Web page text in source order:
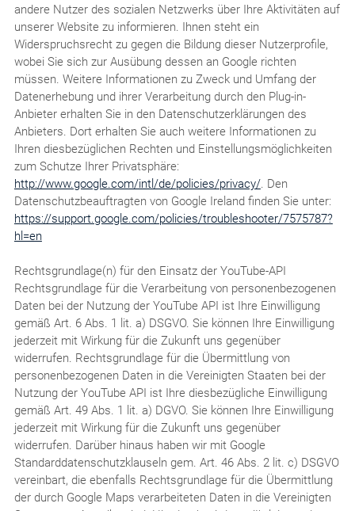
andere Nutzer des sozialen Netzwerks über Ihre Aktivitäten auf
unserer Website zu informieren. Ihnen steht ein
Widerspruchsrecht zu gegen die Bildung dieser Nutzerprofile,
wobei Sie sich zur Ausübung dessen an Google richten
müssen. Weitere Informationen zu Zweck und Umfang der
Datenerhebung und ihrer Verarbeitung durch den Plug-in-
Anbieter erhalten Sie in den Datenschutzerklärungen des
Anbieters. Dort erhalten Sie auch weitere Informationen zu
Ihren diesbezüglichen Rechten und Einstellungsmöglichkeiten
zum Schutze Ihrer Privatsphäre:
http://www.google.com/intl/de/policies/privacy/. Den
Datenschutzbeauftragten von Google Ireland finden Sie unter:
https://support.google.com/policies/troubleshooter/7575787?
hl=en
Rechtsgrundlage(n) für den Einsatz der YouTube-API
Rechtsgrundlage für die Verarbeitung von personenbezogenen
Daten bei der Nutzung der YouTube API ist Ihre Einwilligung
gemäß Art. 6 Abs. 1 lit. a) DSGVO. Sie können Ihre Einwilligung
jederzeit mit Wirkung für die Zukunft uns gegenüber
widerrufen. Rechtsgrundlage für die Übermittlung von
personenbezogenen Daten in die Vereinigten Staaten bei der
Nutzung der YouTube API ist Ihre diesbezügliche Einwilligung
gemäß Art. 49 Abs. 1 lit. a) DGVO. Sie können Ihre Einwilligung
jederzeit mit Wirkung für die Zukunft uns gegenüber
widerrufen. Darüber hinaus haben wir mit Google
Standarddatenschutzklauseln gem. Art. 46 Abs. 2 lit. c) DSGVO
vereinbart, die ebenfalls Rechtsgrundlage für die Übermittlung
der durch Google Maps verarbeiteten Daten in die Vereinigten